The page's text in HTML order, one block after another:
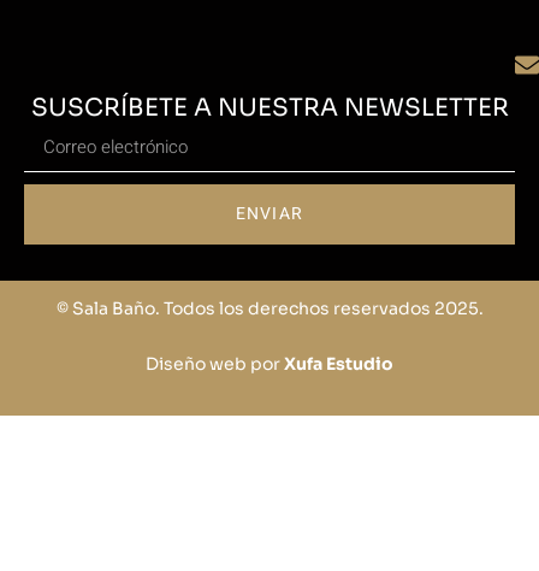
SUSCRÍBETE A NUESTRA NEWSLETTER
ENVIAR
© Sala Baño. Todos los derechos reservados 2025.
Diseño web porXufa Estudio